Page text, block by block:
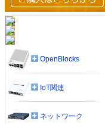
OpenBlocks
IoT関連
ネットワーク